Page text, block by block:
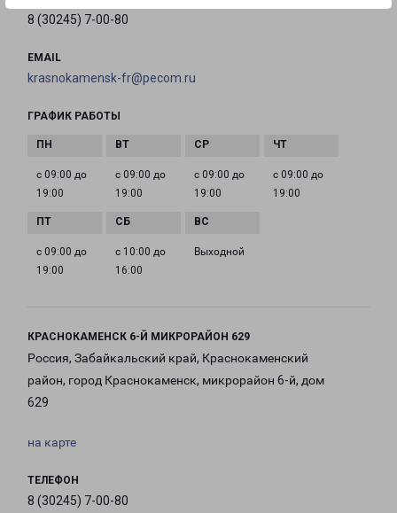
8 (30245) 7-00-80
EMAIL
krasnokamensk-fr@pecom.ru
ГРАФИК РАБОТЫ
с 09:00 до
19:00
с 09:00 до
19:00
с 09:00 до
19:00
с 09:00 до
19:00
с 09:00 до
19:00
с 10:00 до
16:00
Выходной
КРАСНОКАМЕНСК 6-Й МИКРОРАЙОН 629
Россия, Забайкальский край, Краснокаменский
район, город Краснокаменск, микрорайон 6-й, дом
629
на карте
ТЕЛЕФОН
8 (30245) 7-00-80